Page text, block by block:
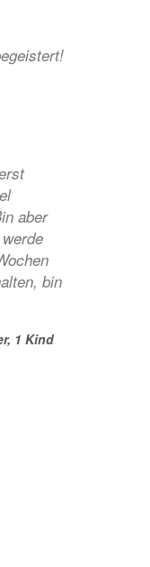
aber
bin
1 Kind